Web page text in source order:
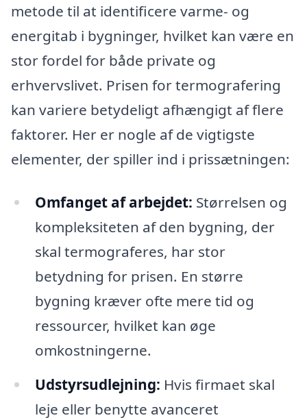
metode til at identificere varme- og
energitab i bygninger, hvilket kan være en
stor fordel for både private og
erhvervslivet. Prisen for termografering
kan variere betydeligt afhængigt af flere
faktorer. Her er nogle af de vigtigste
elementer, der spiller ind i prissætningen:
Omfanget af arbejdet: Størrelsen og
kompleksiteten af den bygning, der
skal termograferes, har stor
betydning for prisen. En større
bygning kræver ofte mere tid og
ressourcer, hvilket kan øge
omkostningerne.
Udstyrsudlejning: Hvis firmaet skal
leje eller benytte avanceret